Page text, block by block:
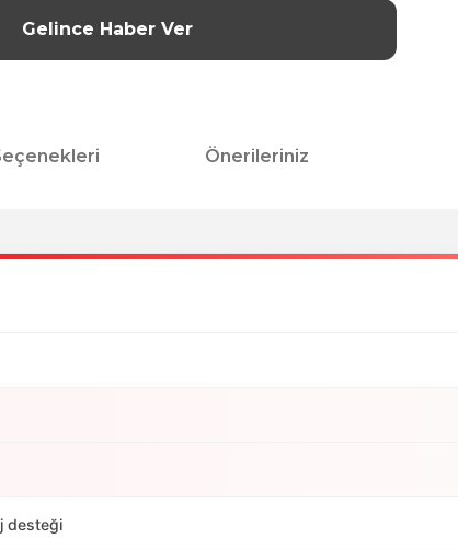
Gelince Haber Ver
Önerileriniz
desteği